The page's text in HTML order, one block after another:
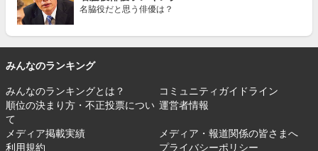
名脇役だと思う俳優は？
みんなのランキング
みんなのランキングとは？
コミュニティガイドライン
順位の決まり方・不正投票につい
て
運営者情報
メディア掲載実績
メディア・報道関係の皆さまへ
利用規約
プライバシーポリシー